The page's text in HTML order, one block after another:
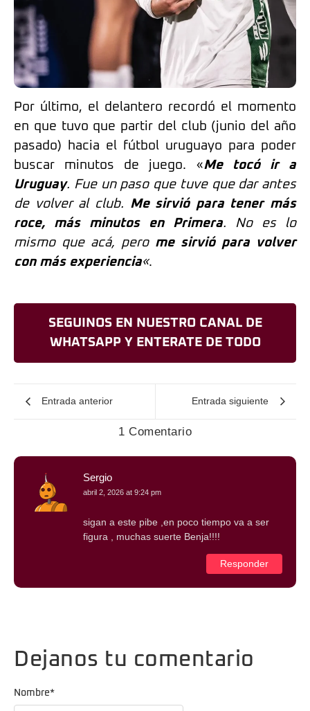
Por último, el delantero recordó el momento
en que tuvo que partir del club (junio del año
pasado) hacia el fútbol uruguayo para poder
buscar minutos de juego. «Me tocó ir a
Uruguay. Fue un paso que tuve que dar antes
de volver al club. Me sirvió para tener más
roce, más minutos en Primera. No es lo
mismo que acá, pero me sirvió para volver
con más experiencia«.
SEGUINOS EN NUESTRO CANAL DE
WHATSAPP Y ENTERATE DE TODO
Entrada anterior Entrada siguiente
1 Comentario
Sergio
abril 2, 2026 at 9:24 pm
sigan a este pibe ,en poco tiempo va a ser
figura , muchas suerte Benja!!!!
Responder
Dejanos tu comentario
Nombre*